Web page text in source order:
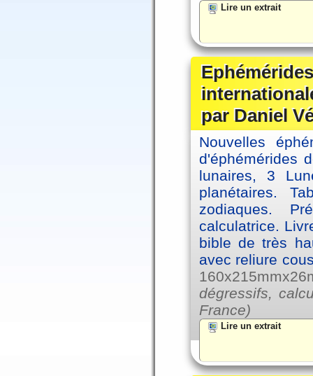
Lire un extrait
par Daniel
Nouvelles
d'éphémérides
lunaires, 3
planétaires.
zodiaques.
calculatrice.
bible de très
avec reliure
dégressifs,
France)
Lire un extrait